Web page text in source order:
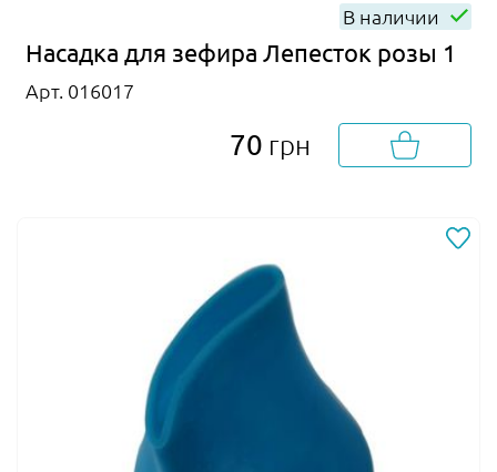
В наличии
Насадка для зефира Лепесток розы 1
Арт. 016017
70 грн